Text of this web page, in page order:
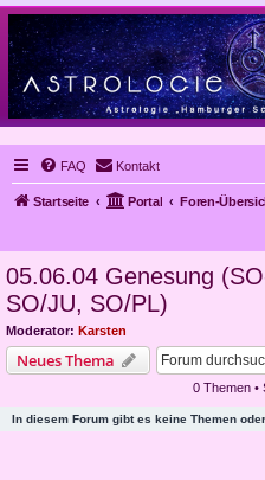
FAQ Kontakt
Startseite Portal Foren-
05.06.04 Genesung
SO/JU, SO/PL)
Moderator: Karsten
Neues Thema
0 Themen •
In diesem Forum gibt es keine Themen